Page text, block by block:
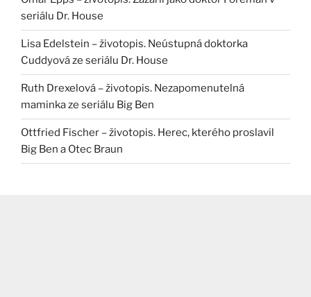
seriálu Dr. House
Lisa Edelstein – životopis. Neústupná doktorka
Cuddyová ze seriálu Dr. House
Ruth Drexelová – životopis. Nezapomenutelná
maminka ze seriálu Big Ben
Ottfried Fischer – životopis. Herec, kterého proslavil
Big Ben a Otec Braun